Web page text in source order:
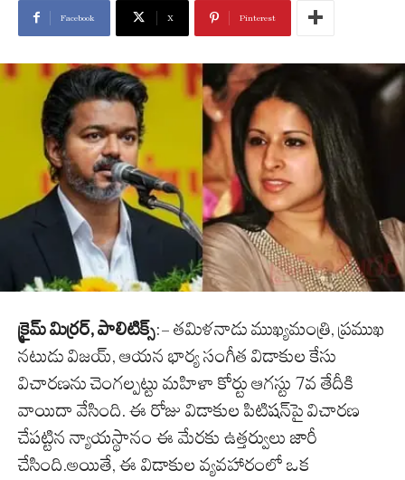
Facebook X Pinterest
క్రైమ్ మిర్రర్, పాలిటిక్స్:- తమిళనాడు ముఖ్యమంత్రి, ప్రముఖ
నటుడు విజయ్, ఆయన భార్య సంగీత విడాకుల కేసు
విచారణను చెంగల్పట్టు మహిళా కోర్టు ఆగస్టు 7వ తేదీకి
వాయిదా వేసింది. ఈ రోజు విడాకుల పిటిషన్‌పై విచారణ
చేపట్టిన న్యాయస్థానం ఈ మేరకు ఉత్తర్వులు జారీ
చేసింది.అయితే, ఈ విడాకుల వ్యవహారంలో ఒక